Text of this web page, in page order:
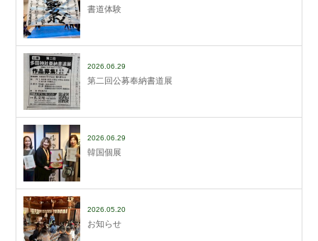
書道体験
2026.06.29
第二回公募奉納書道展
2026.06.29
韓国個展
2026.05.20
お知らせ